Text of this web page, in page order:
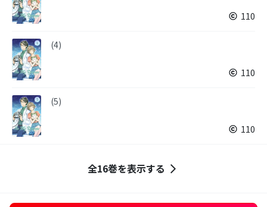
110
(4)
110
(5)
110
全16巻を表示する